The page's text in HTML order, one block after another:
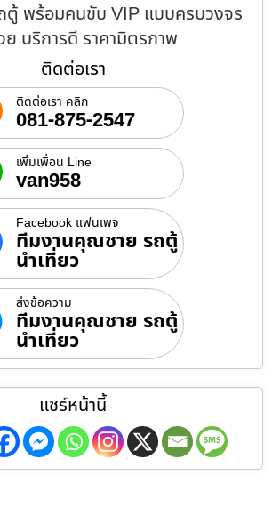
ถตู้ พร้อมคนขับ VIP แบบครบวงจร
ย บริการดี ราคามิตรภาพ
ติดต่อเรา
ติดต่อเรา คลิก
081-875-2547
เพิ่มเพื่อน Line
van958
Facebook แฟนเพจ
ทีมงานคุณชาย รถตู้
นำเที่ยว
ส่งข้อความ
ทีมงานคุณชาย รถตู้
นำเที่ยว
แชร์หน้านี้